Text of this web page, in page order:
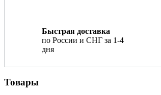
Быстрая доставка
по России и СНГ за 1-4
дня
Товары